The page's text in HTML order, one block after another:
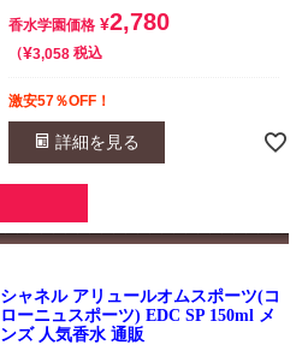
香水学園価格 ¥2,780
¥3,058 税込
激安57％OFF！
詳細を見る
シャネル アリュールオムスポーツ(コ
ローニュスポーツ) EDC SP 150ml メ
ンズ 人気香水 通販